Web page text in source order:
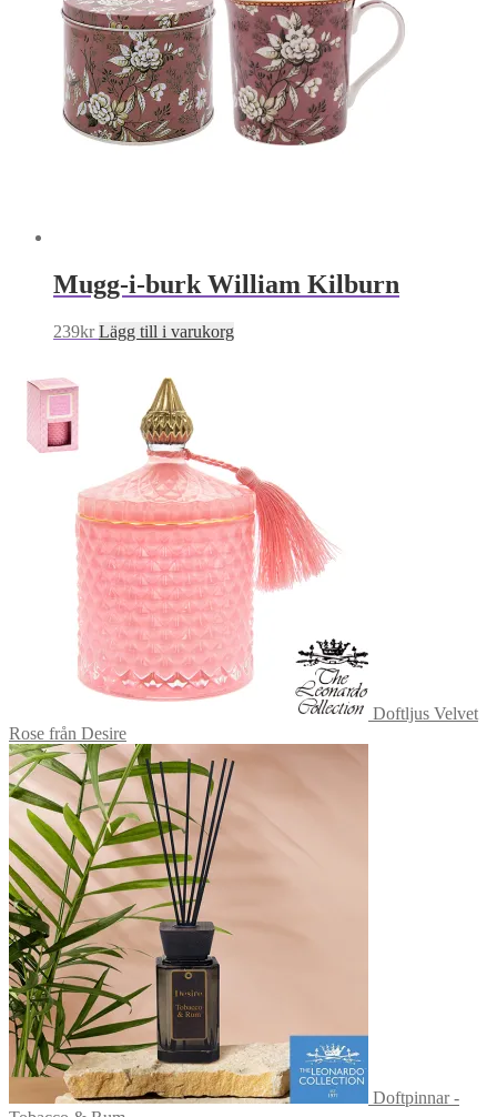
Mugg-i-burk William Kilburn
239kr Lägg till i varukorg
Doftljus Velvet
Rose från Desire
Doftpinnar -